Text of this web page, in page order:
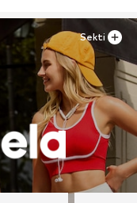
Sekti